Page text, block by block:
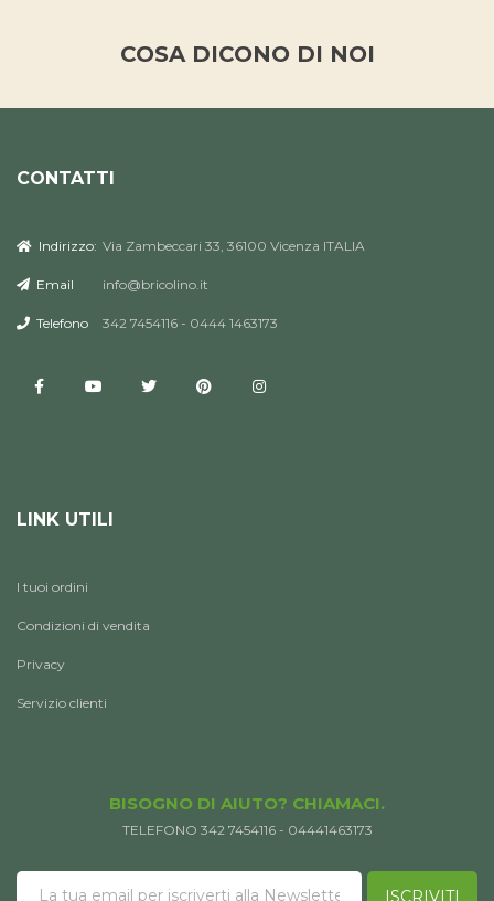
COSA DICONO DI NOI
CONTATTI
Indirizzo: Via Zambeccari 33, 36100 Vicenza ITALIA
Email info@bricolino.it
Telefono 342 7454116 - 0444 1463173
LINK UTILI
I tuoi ordini
Condizioni di vendita
Privacy
Servizio clienti
BISOGNO DI AIUTO? CHIAMACI.
TELEFONO 342 7454116 - 04441463173
ISCRIVITI